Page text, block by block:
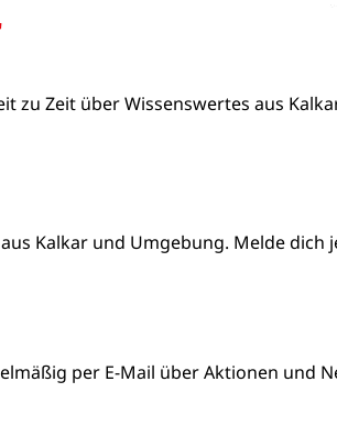
zu Zeit über Wissenswertes aus
Kalkar und Umgebung. Melde
per E-Mail über Aktionen und